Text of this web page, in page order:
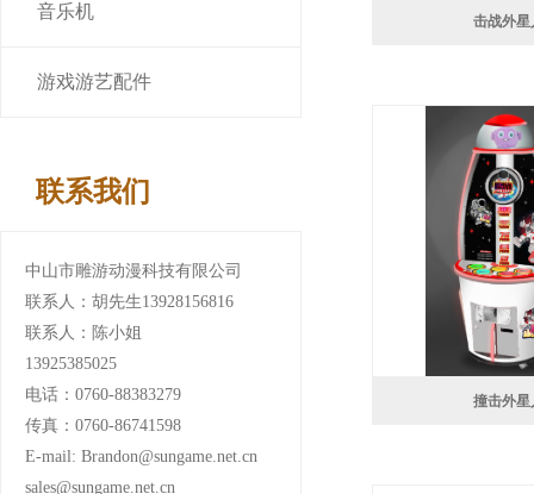
音乐机
游戏游艺配件
联系我们
中山市雕游动漫科技有限公司
联系人：胡先生13928156816
联系人：陈小姐
13925385025
电话：0760-88383279
传真：0760-86741598
E-mail: Brandon@sungame.net.cn
sales@sungame.net.cn
击战外星
撞击外星